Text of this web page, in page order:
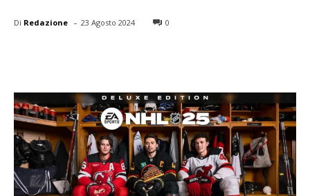
Di Redazione - 23 Agosto 2024 0